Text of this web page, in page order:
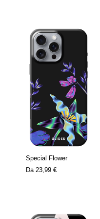
Special Flower
Da 23,99 €